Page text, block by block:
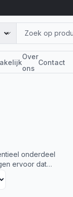
Over
ons
Contact
onderdeel
ervoor dat
meer